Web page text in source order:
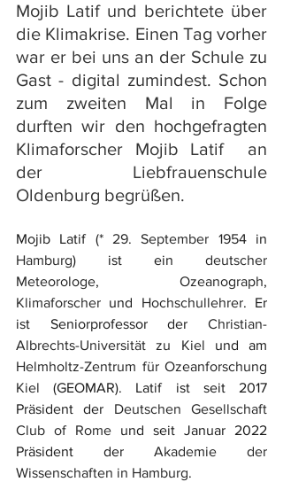
Mojib Latif und berichtete über
die Klimakrise. Einen Tag vorher
war er bei uns an der Schule zu
Gast - digital zumindest. Schon
zum zweiten Mal in Folge
durften wir den hochgefragten
Klimaforscher Mojib Latif  an
der Liebfrauenschule
Oldenburg begrüßen.
Mojib Latif (* 29. September 1954
Hamburg) ist ein deutscher
Meteorologe, Ozeanograph
Klimaforscher und Hochschullehrer. Er
ist Seniorprofessor der Christian-
Albrechts-Universität zu Kiel
Helmholtz-Zentrum für Ozeanforschung
Kiel (GEOMAR). Latif ist seit 2017
Präsident der Deutschen Gesellschaft
Club of Rome und seit Januar 2022
Präsident der Akademie der
Wissenschaften in Hamburg.